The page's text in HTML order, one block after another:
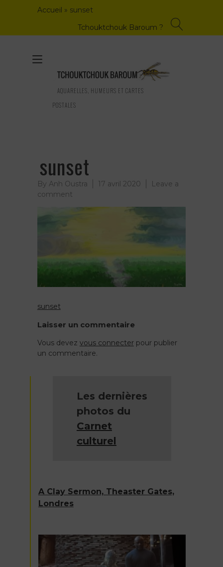
Accueil » sunset
Tchouktchouk Baroum ?
AQUARELLES, HUMEURS ET CARTES
POSTALES
Toggle
navigation
sunset
By Anh Oustra 17 avril 2020
Leave a
commenton
Navigation
de
l’article
sunset
Laisser un commentaire
Vous devez vous connecterpour publier
un commentaire.
Les dernières
photos du
Carnet
culturel
A Clay Sermon, Theaster Gates,
Londres